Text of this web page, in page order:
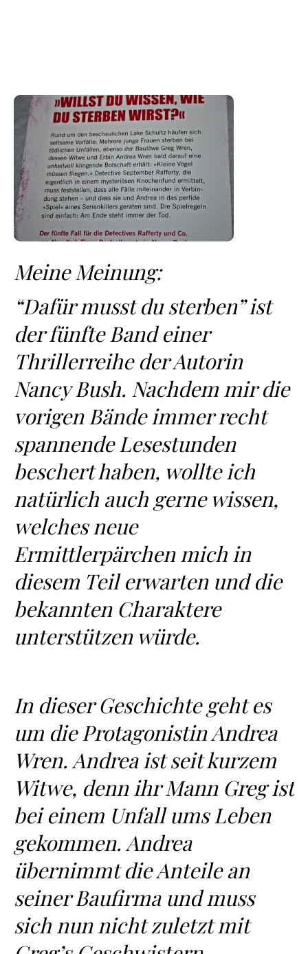
Meine Meinung:
“Dafür musst du sterben” ist
der fünfte Band einer
Thrillerreihe der Autorin
Nancy Bush. Nachdem mir die
vorigen Bände immer recht
spannende Lesestunden
beschert haben, wollte ich
natürlich auch gerne wissen,
welches neue
Ermittlerpärchen mich in
diesem Teil erwarten und die
bekannten Charaktere
unterstützen würde.
In dieser Geschichte geht es
um die Protagonistin Andrea
Wren. Andrea ist seit kurzem
Witwe, denn ihr Mann Greg ist
bei einem Unfall ums Leben
gekommen. Andrea
übernimmt die Anteile an
seiner Baufirma und muss
sich nun nicht zuletzt mit